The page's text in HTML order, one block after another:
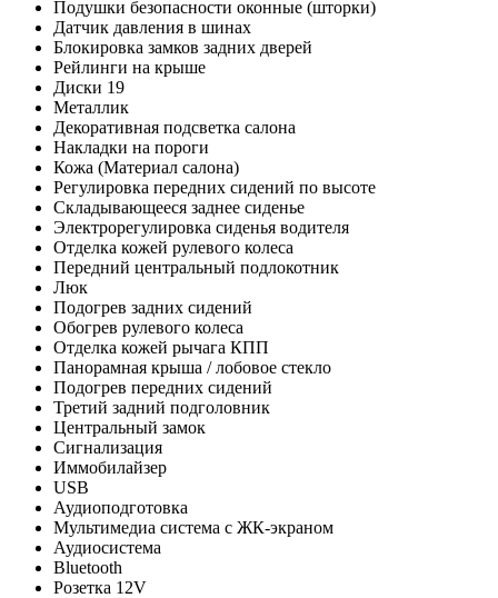
Подушки безопасности оконные (шторки)
Датчик давления в шинах
Блокировка замков задних дверей
Рейлинги на крыше
Диски 19
Металлик
Декоративная подсветка салона
Накладки на пороги
Кожа (Материал салона)
Регулировка передних сидений по высоте
Складывающееся заднее сиденье
Электрорегулировка сиденья водителя
Отделка кожей рулевого колеса
Передний центральный подлокотник
Люк
Подогрев задних сидений
Обогрев рулевого колеса
Отделка кожей рычага КПП
Панорамная крыша / лобовое стекло
Подогрев передних сидений
Третий задний подголовник
Центральный замок
Сигнализация
Иммобилайзер
USB
Аудиоподготовка
Мультимедиа система с ЖК-экраном
Аудиосистема
Bluetooth
Розетка 12V